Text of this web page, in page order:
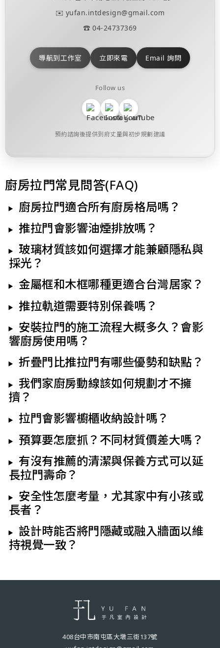
✉️ yufan.intdesign@gmail.com
☎️04-24737369
導航到工作室 立即來電 Email 詢問
Follow us
預約諮詢後提供到府丈量與初步規劃建議
廚房拉門常見問答(FAQ)
廚房拉門適合所有廚房格局嗎？
推拉門會影響油煙排放嗎？
玻璃材質該如何選擇才能兼顧隱私與
採光？
金屬框和木框哪種更適合台灣居家？
推拉軌道需要特別保養嗎？
安裝拉門的施工流程大概多久？會影
響廚房使用嗎？
折疊門比推拉門有哪些優勢和缺點？
我們家廚房動線該如何規劃才不擁
擠？
拉門會影響櫥櫃收納設計嗎？
預算要怎麼抓？不同材質價差大嗎？
有沒有推薦的清潔與保養方式可以延
長拉門壽命？
安全性怎麼考量，尤其家中有小孩或
長者？
設計時能否將門隱藏或融入牆面以維
持視覺一致？
408台中市南屯區大墩三街137號